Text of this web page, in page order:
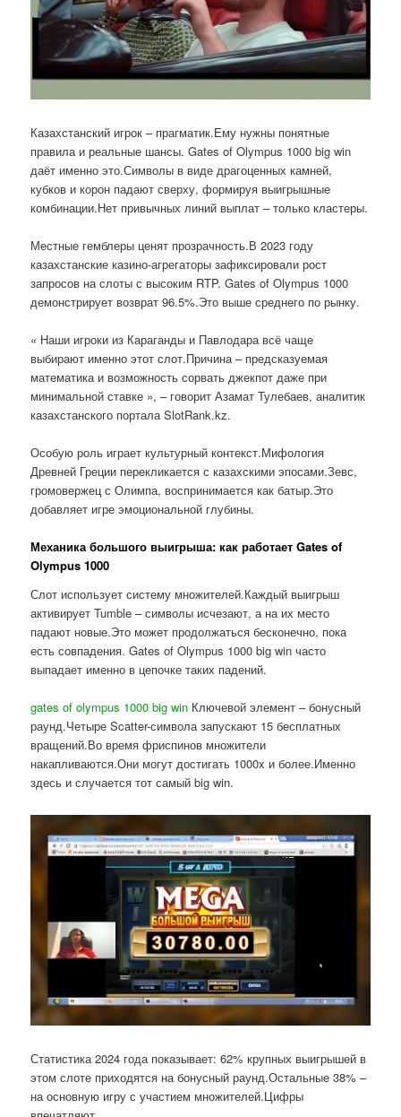
Казахстанский игрок – прагматик.Ему нужны понятные
правила и реальные шансы. Gates of Olympus 1000 big win
даёт именно это.Символы в виде драгоценных камней,
кубков и корон падают сверху, формируя выигрышные
комбинации.Нет привычных линий выплат – только кластеры.
Местные гемблеры ценят прозрачность.В 2023 году
казахстанские казино-агрегаторы зафиксировали рост
запросов на слоты с высоким RTP. Gates of Olympus 1000
демонстрирует возврат 96.5%.Это выше среднего по рынку.
« Наши игроки из Караганды и Павлодара всё чаще
выбирают именно этот слот.Причина – предсказуемая
математика и возможность сорвать джекпот даже при
минимальной ставке », – говорит Азамат Тулебаев, аналитик
казахстанского портала SlotRank.kz.
Особую роль играет культурный контекст.Мифология
Древней Греции перекликается с казахскими эпосами.Зевс,
громовержец с Олимпа, воспринимается как батыр.Это
добавляет игре эмоциональной глубины.
Механика большого выигрыша: как работает Gates of
Olympus 1000
Слот использует систему множителей.Каждый выигрыш
активирует Tumble – символы исчезают, а на их место
падают новые.Это может продолжаться бесконечно, пока
есть совпадения. Gates of Olympus 1000 big win часто
выпадает именно в цепочке таких падений.
gates of olympus 1000 big win Ключевой элемент – бонусный
раунд.Четыре Scatter-символа запускают 15 бесплатных
вращений.Во время фриспинов множители
накапливаются.Они могут достигать 1000x и более.Именно
здесь и случается тот самый big win.
Статистика 2024 года показывает: 62% крупных выигрышей в
этом слоте приходятся на бонусный раунд.Остальные 38% –
на основную игру с участием множителей.Цифры